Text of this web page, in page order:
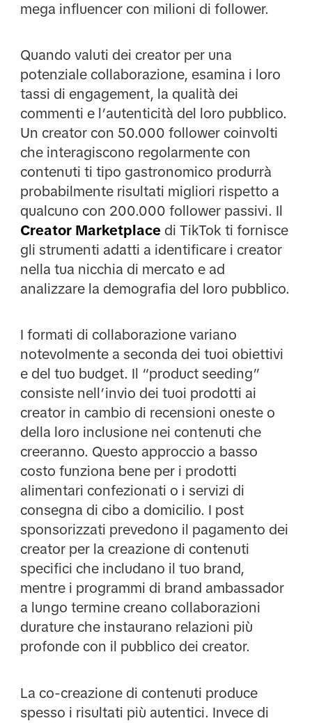
mega influencer con milioni di follower.
Quando valuti dei creator per una
potenziale collaborazione, esamina i loro
tassi di engagement, la qualità dei
commenti e l’autenticità del loro pubblico.
Un creator con 50.000 follower coinvolti
che interagiscono regolarmente con
contenuti ti tipo gastronomico produrrà
probabilmente risultati migliori rispetto a
qualcuno con 200.000 follower passivi. Il
Creator Marketplace di TikTok ti fornisce
gli strumenti adatti a identificare i creator
nella tua nicchia di mercato e ad
analizzare la demografia del loro pubblico.
I formati di collaborazione variano
notevolmente a seconda dei tuoi obiettivi
e del tuo budget. Il “product seeding”
consiste nell’invio dei tuoi prodotti ai
creator in cambio di recensioni oneste o
della loro inclusione nei contenuti che
creeranno. Questo approccio a basso
costo funziona bene per i prodotti
alimentari confezionati o i servizi di
consegna di cibo a domicilio. I post
sponsorizzati prevedono il pagamento dei
creator per la creazione di contenuti
specifici che includano il tuo brand,
mentre i programmi di brand ambassador
a lungo termine creano collaborazioni
durature che instaurano relazioni più
profonde con il pubblico dei creator.
La co-creazione di contenuti produce
spesso i risultati più autentici. Invece di